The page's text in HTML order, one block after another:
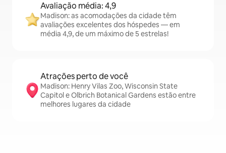
Avaliação média: 4,9
Madison: as acomodações da cidade têm
avaliações excelentes dos hóspedes — em
média 4,9, de um máximo de 5 estrelas!
Atrações perto de você
Madison: Henry Vilas Zoo, Wisconsin State
Capitol e Olbrich Botanical Gardens estão entre
melhores lugares da cidade